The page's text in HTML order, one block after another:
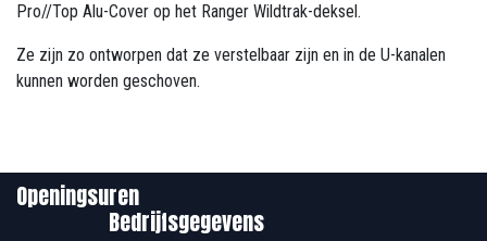
Pro//Top Alu-Cover op het Ranger Wildtrak-deksel.
Ze zijn zo ontworpen dat ze verstelbaar zijn en in de U-kanalen
kunnen worden geschoven.
Openingsuren
Bedrijfsgegevens